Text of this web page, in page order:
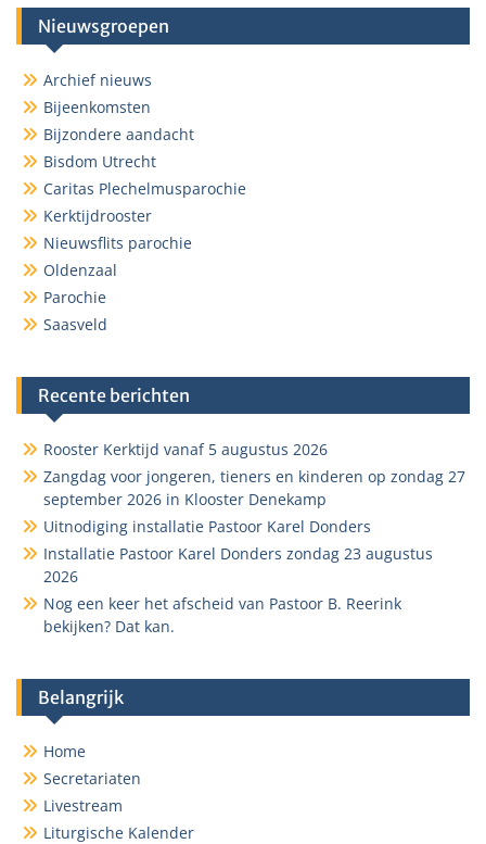
Nieuwsgroepen
Archief nieuws
Bijeenkomsten
Bijzondere aandacht
Bisdom Utrecht
Caritas Plechelmusparochie
Kerktijdrooster
Nieuwsflits parochie
Oldenzaal
Parochie
Saasveld
Recente berichten
Rooster Kerktijd vanaf 5 augustus 2026
Zangdag voor jongeren, tieners en kinderen op zondag 27
september 2026 in Klooster Denekamp
Uitnodiging installatie Pastoor Karel Donders
Installatie Pastoor Karel Donders zondag 23 augustus
2026
Nog een keer het afscheid van Pastoor B. Reerink
bekijken? Dat kan.
Belangrijk
Home
Secretariaten
Livestream
Liturgische Kalender